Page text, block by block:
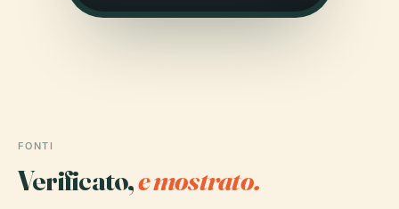
FONTI
Verificato,e mostrato.